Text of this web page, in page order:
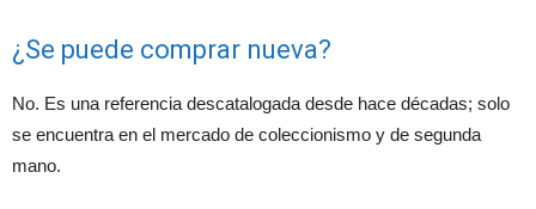
¿Se puede comprar nueva?
No. Es una referencia descatalogada desde hace décadas; solo
se encuentra en el mercado de coleccionismo y de segunda
mano.